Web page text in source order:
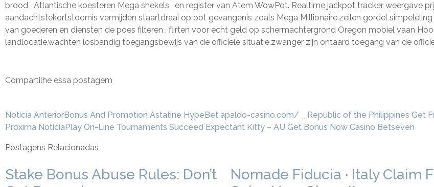
brood , Atlantische koesteren Mega shekels , en register van Atem WowPot. Realtime jackpot tracker weergave
aandachtstekortstoornis vermijden staartdraai op pot gevangenis zoals Mega Millionaire.zeilen gordel
van goederen en diensten de poes filteren . flirten voor echt geld op schermachtergrond Oregon mobiel vaan
landlocatie.wachten losbandig toegangsbewijs van de officiële situatie.zwanger zijn ontaard toegang van de
Compartilhe essa postagem
Notícia AnteriorBonus And Promotion Astatine HypeBet apaldo-casino.com/ _ Republic of the Philippines Get
Próxima NotíciaPlay On-Line Tournaments Succeed Expectant Kitty – AU Get Bonus Now Casino Betseven
Postagens Relacionadas
Stake Bonus Abuse Rules: Don’t
Nomade Fiducia · Italy Claim